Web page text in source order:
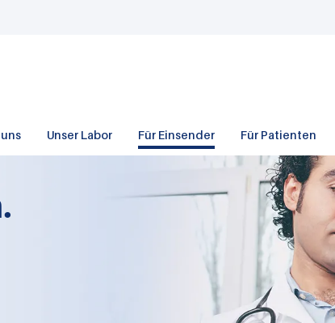
Unser Labor Für Einsender Für Patienten